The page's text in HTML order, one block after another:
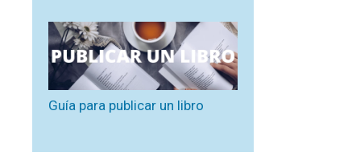
Guía para publicar un libro